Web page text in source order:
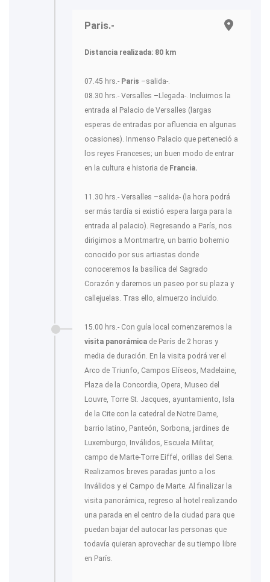
Paris.-
Distancia realizada: 80 km
07.45 hrs.- Paris –salida-.
08.30 hrs.- Versalles –Llegada-. Incluimos la
entrada al Palacio de Versalles (largas
esperas de entradas por afluencia en algunas
ocasiones). Inmenso Palacio que perteneció a
los reyes Franceses; un buen modo de entrar
en la cultura e historia de Francia.
11.30 hrs.- Versalles –salida- (la hora podrá
ser más tardía si existió espera larga para la
entrada al palacio). Regresando a París, nos
dirigimos a Montmartre, un barrio bohemio
conocido por sus artiastas donde
conoceremos la basílica del Sagrado
Corazón y daremos un paseo por su plaza y
callejuelas. Tras ello, almuerzo incluido.
15.00 hrs.- Con guía local comenzaremos la
visita panorámica de París de 2 horas y
media de duración. En la visita podrá ver el
Arco de Triunfo, Campos Elíseos, Madelaine,
Plaza de la Concordia, Opera, Museo del
Louvre, Torre St. Jacques, ayuntamiento, Isla
de la Cite con la catedral de Notre Dame,
barrio latino, Panteón, Sorbona, jardines de
Luxemburgo, Inválidos, Escuela Militar,
campo de Marte-Torre Eiffel, orillas del Sena.
Realizamos breves paradas junto a los
Inválidos y el Campo de Marte. Al finalizar la
visita panorámica, regreso al hotel realizando
una parada en el centro de la ciudad para que
puedan bajar del autocar las personas que
todavía quieran aprovechar de su tiempo libre
en París.